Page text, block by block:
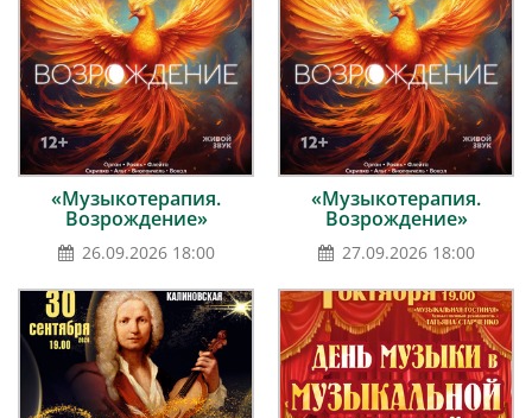
«Музыкотерапия.
Возрождение»
26.09.2026 18:00
«Музыкотерапия.
Возрождение»
27.09.2026 18:00